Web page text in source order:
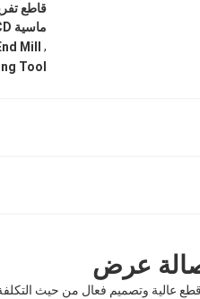
ماسية PCD فعالة من حيث التكلفة
,
Mill
Tool
عرض